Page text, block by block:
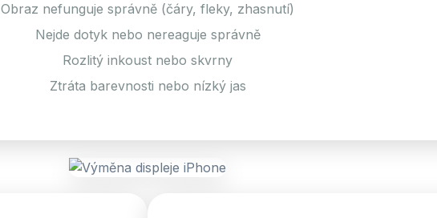
Obraz nefunguje správně (čáry, fleky, zhasnutí)
Nejde dotyk nebo nereaguje správně
Rozlitý inkoust nebo skvrny
Ztráta barevnosti nebo nízký jas